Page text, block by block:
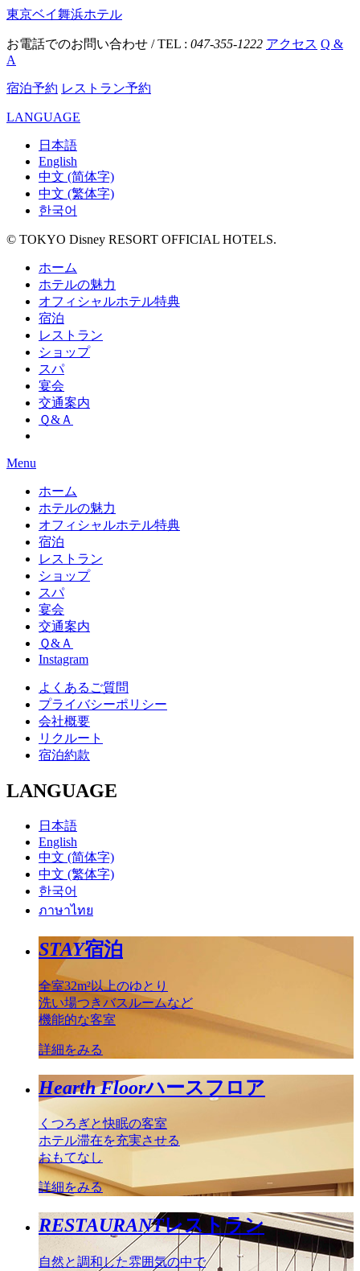
東京ベイ舞浜ホテル
お電話でのお問い合わせ / TEL : 047-355-1222 アクセス Q &
A
宿泊予約 レストラン予約
LANGUAGE
日本語
English
中文 (简体字)
中文 (繁体字)
한국어
© TOKYO Disney RESORT OFFICIAL HOTELS.
ホーム
ホテルの魅力
オフィシャルホテル特典
宿泊
レストラン
ショップ
スパ
宴会
交通案内
Ｑ&Ａ
Menu
ホーム
ホテルの魅力
オフィシャルホテル特典
宿泊
レストラン
ショップ
スパ
宴会
交通案内
Ｑ&Ａ
Instagram
よくあるご質問
プライバシーポリシー
会社概要
リクルート
宿泊約款
LANGUAGE
日本語
English
中文 (简体字)
中文 (繁体字)
한국어
ภาษาไทย
STAY宿泊
全室32m²以上のゆとり
洗い場つきバスルームなど
機能的な客室
詳細をみる
Hearth Floorハースフロア
くつろぎと快眠の客室
ホテル滞在を充実させる
おもてなし
詳細をみる
RESTAURANTレストラン
自然と調和した雰囲気の中で